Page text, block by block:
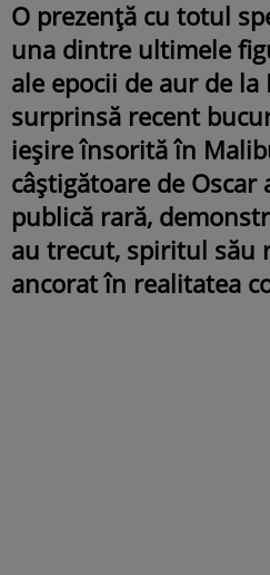
O prezență cu totul
una dintre ultimele
ale epocii de aur de
surprinsă recent
ieșire însorită în
câștigătoare de
publică rară,
au trecut, spiritul său
ancorat în realitatea